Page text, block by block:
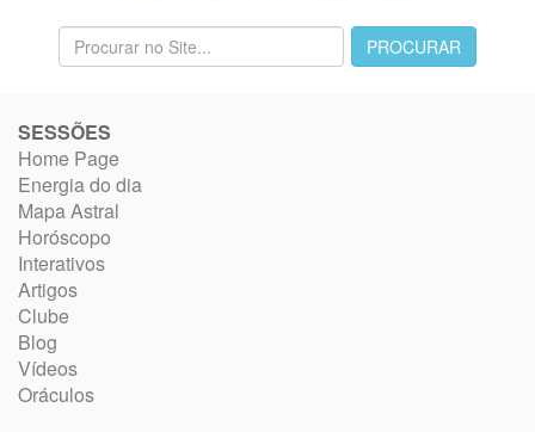
SESSÕES
Home Page
Energia do dia
Mapa Astral
Horóscopo
Interativos
Artigos
Clube
Blog
Vídeos
Oráculos